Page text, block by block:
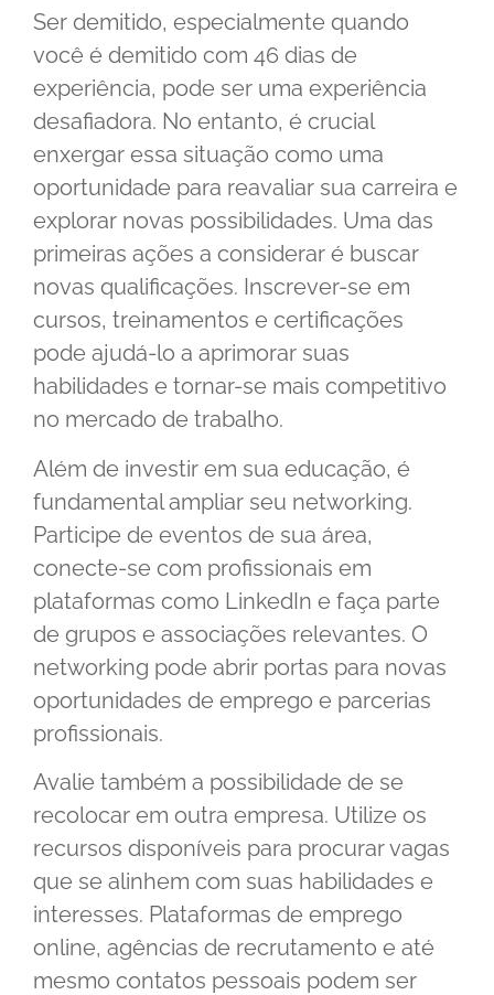
Ser demitido, especialmente quando
você é demitido com 46 dias de
experiência, pode ser uma experiência
desafiadora. No entanto, é crucial
enxergar essa situação como uma
oportunidade para reavaliar sua carreira e
explorar novas possibilidades. Uma das
primeiras ações a considerar é buscar
novas qualificações. Inscrever-se em
cursos, treinamentos e certificações
pode ajudá-lo a aprimorar suas
habilidades e tornar-se mais competitivo
no mercado de trabalho.
Além de investir em sua educação, é
fundamental ampliar seu networking.
Participe de eventos de sua área,
conecte-se com profissionais em
plataformas como LinkedIn e faça parte
de grupos e associações relevantes. O
networking pode abrir portas para novas
oportunidades de emprego e parcerias
profissionais.
Avalie também a possibilidade de se
recolocar em outra empresa. Utilize os
recursos disponíveis para procurar vagas
que se alinhem com suas habilidades e
interesses. Plataformas de emprego
online, agências de recrutamento e até
mesmo contatos pessoais podem ser